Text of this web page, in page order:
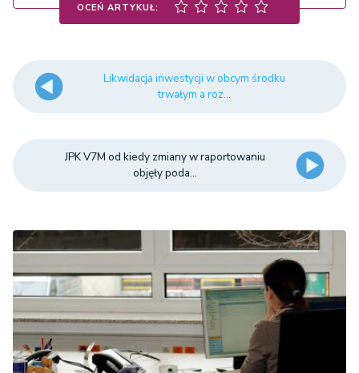
OCEŃ ARTYKUŁ:
Likwidacja inwestycji w obcym środku
trwałym a roz...
JPK V7M od kiedy zmiany w raportowaniu
objęły poda...